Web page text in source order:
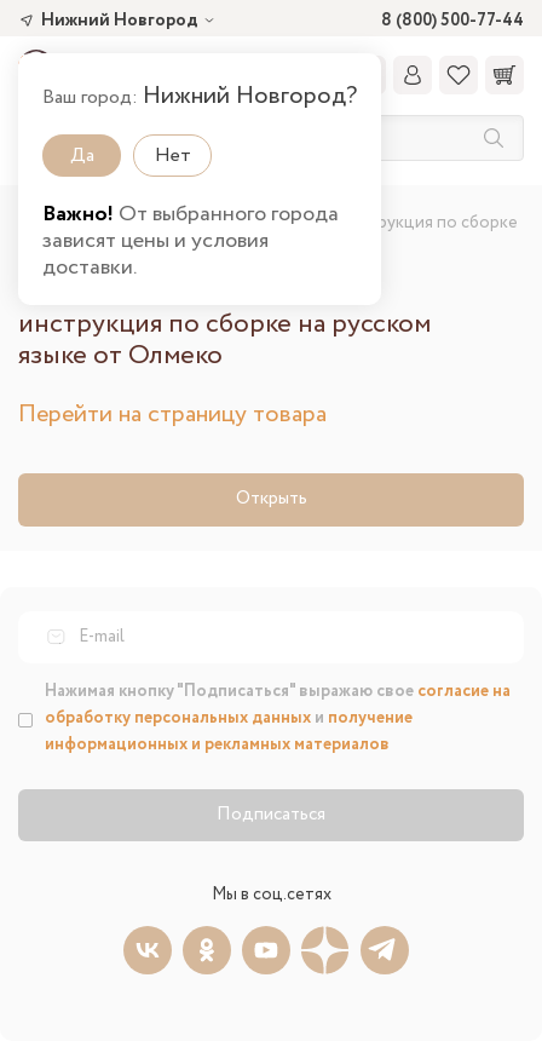
8 (800) 500-77-44
Нижний Новгород
Ваш город: Нижний Новгород?
Да Нет
Важно! От выбранного города
зависят цены и условия
доставки.
Главная Шкаф пенал 68.01 Дакота Инструкция по сборке
инструкция по сборке на русском
языке от Олмеко
Перейти на страницу товара
Открыть
Подписаться
Нажимая кнопку "Подписаться" выражаю свое согласие на
обработку персональных данных и получение
информационных и рекламных материалов
Мы в соц.сетях